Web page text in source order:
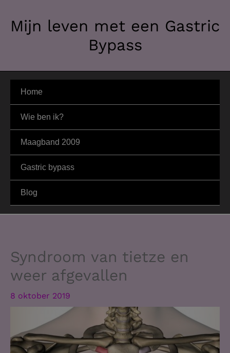
naarMijn leven met een Gastric
Bypass
Home
Wie ben ik?
Maagband 2009
Gastric bypass
Blog
Syndroom van tietze en
weer afgevallen
8 oktober 2019